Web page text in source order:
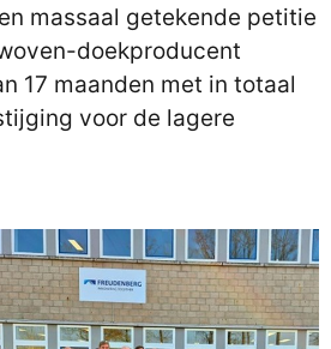
massaal getekende petitie
doekproducent
17 maanden met in totaal
voor de lagere